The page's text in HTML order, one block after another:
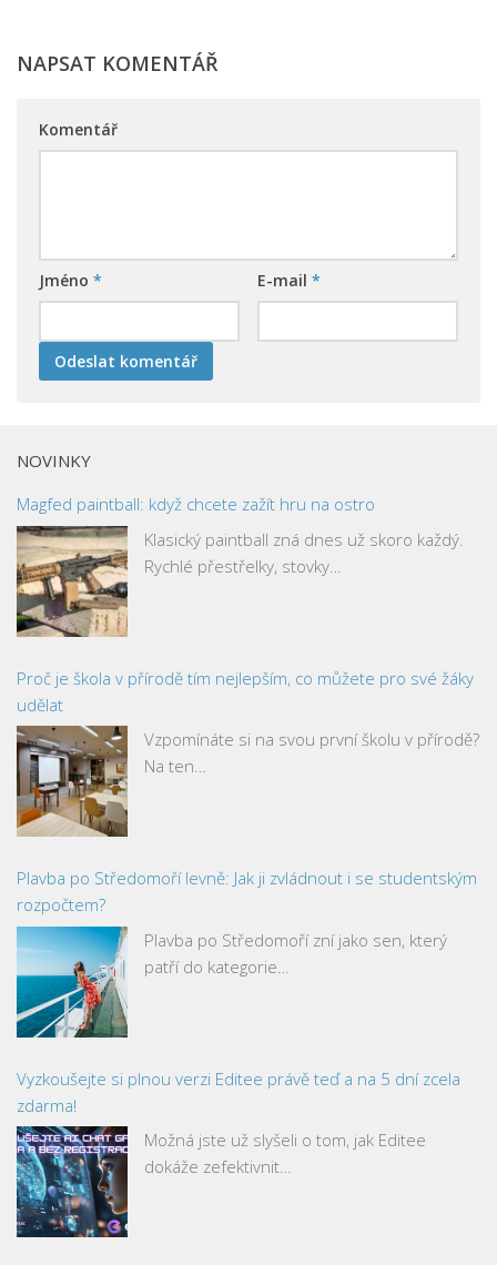
NAPSAT KOMENTÁŘ
Komentář
Jméno * E-mail *
NOVINKY
Magfed paintball: když chcete zažít hru na ostro
Klasický paintball zná dnes už skoro každý.
Rychlé přestřelky, stovky…
Proč je škola v přírodě tím nejlepším, co můžete pro své žáky
udělat
Vzpomínáte si na svou první školu v přírodě?
Na ten…
Plavba po Středomoří levně: Jak ji zvládnout i se studentským
rozpočtem?
Plavba po Středomoří zní jako sen, který
patří do kategorie…
Vyzkoušejte si plnou verzi Editee právě teď a na 5 dní zcela
zdarma!
Možná jste už slyšeli o tom, jak Editee
dokáže zefektivnit…